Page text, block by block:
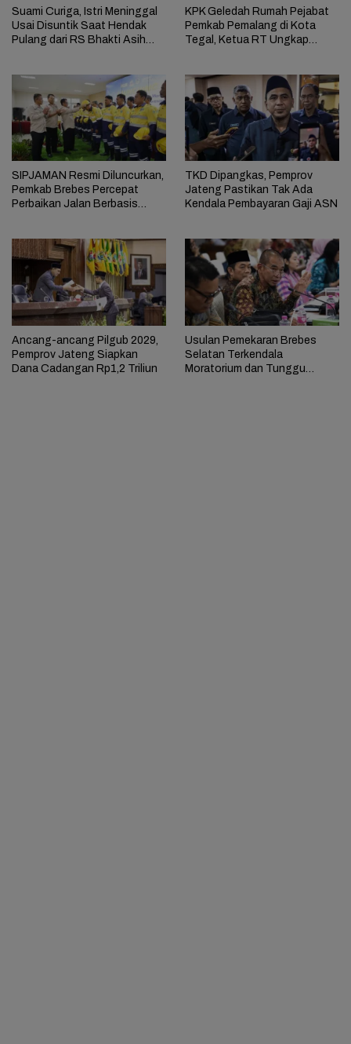
Suami Curiga, Istri Meninggal
Usai Disuntik Saat Hendak
Pulang dari RS Bhakti Asih
KPK Geledah Rumah Pejabat
Pemkab Pemalang di Kota
Tegal, Ketua RT Ungkap
SIPJAMAN Resmi Diluncurkan,
Pemkab Brebes Percepat
Perbaikan Jalan Berbasis
TKD Dipangkas, Pemprov
Jateng Pastikan Tak Ada
Kendala Pembayaran Gaji ASN
Ancang-ancang Pilgub 2029,
Pemprov Jateng Siapkan
Dana Cadangan Rp1,2 Triliun
Usulan Pemekaran Brebes
Selatan Terkendala
Moratorium dan Tunggu